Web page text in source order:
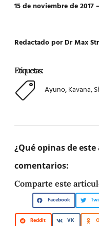
15 de noviembre de 2017
Redactado por Dr Max
Etiquetas:
Ayuno,Kavana,
¿Qué opinas de
comentarios:
Comparte este
Facebook
Reddit VK